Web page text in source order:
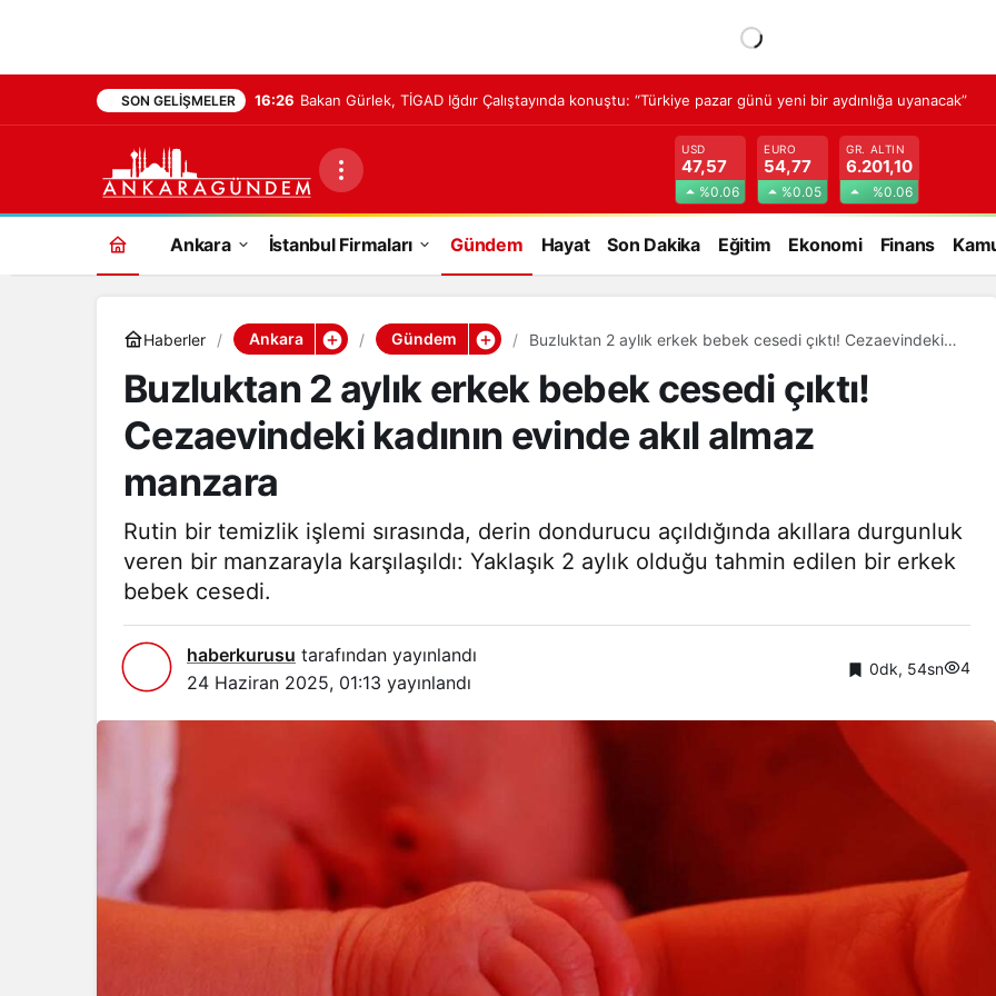
SON GELIŞMELER 16:26 Bakan Gürlek, TİGAD Iğdır Çalıştayında konuştu: “Türkiye pazar günü yeni bir aydınlığa uyanacak”
USD
47,57
%0.06
EURO
54,77
%0.05
GR. ALTIN
6.201,10
%0.06
Ankara İstanbul Firmaları Gündem Hayat Son Dakika Eğitim Ekonomi Finans
Haberler Ankara Gündem
Buzluktan 2 aylık erkek bebek cesedi çıktı! Cezaevindeki
Buzluktan 2 aylık erkek bebek cesedi çıktı!
Cezaevindeki kadının evinde akıl almaz
manzara
Rutin bir temizlik işlemi sırasında, derin dondurucu açıldığında akıllara durgunluk
veren bir manzarayla karşılaşıldı: Yaklaşık 2 aylık olduğu tahmin edilen bir erkek
bebek cesedi.
haberkurusu tarafından yayınlandı
24 Haziran 2025, 01:13 yayınlandı
0dk, 54sn 4